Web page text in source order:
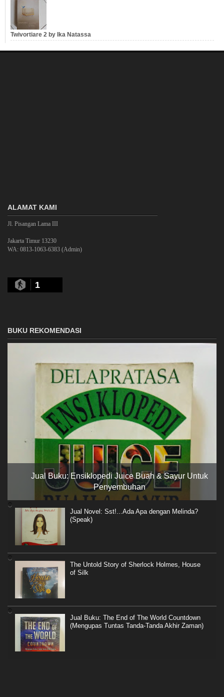
Twivortiare 2 by Ika Natassa
ALAMAT KAMI
Jl. Pisangan Lama III
Jakarta Timur 13230
WA: 0813-1063-6383 (Admin)
1
BUKU REKOMENDASI
Jual Buku: Ensiklopedi Juice Buah & Sayur Untuk
Penyembuhan
Jual Novel: Sst!...Ada Apa dengan Melinda?
(Speak)
The Untold Story of Sherlock Holmes, House
of Silk
Jual Buku: The End of The World Countdown
(Mengupas Tuntas Tanda-Tanda Akhir Zaman)